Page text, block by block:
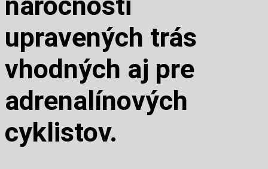
upravených trás
vhodných aj pre
adrenalínových
cyklistov.